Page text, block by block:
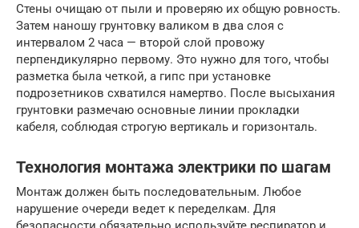
Стены очищаю от пыли и проверяю их общую ровность.
Затем наношу грунтовку валиком в два слоя с
интервалом 2 часа — второй слой провожу
перпендикулярно первому. Это нужно для того, чтобы
разметка была четкой, а гипс при установке
подрозетников схватился намертво. После высыхания
грунтовки размечаю основные линии прокладки
кабеля, соблюдая строгую вертикаль и горизонталь.
Технология монтажа электрики по шагам
Монтаж должен быть последовательным. Любое
нарушение очереди ведет к переделкам. Для